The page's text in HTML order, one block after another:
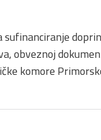
obveznoj
komore